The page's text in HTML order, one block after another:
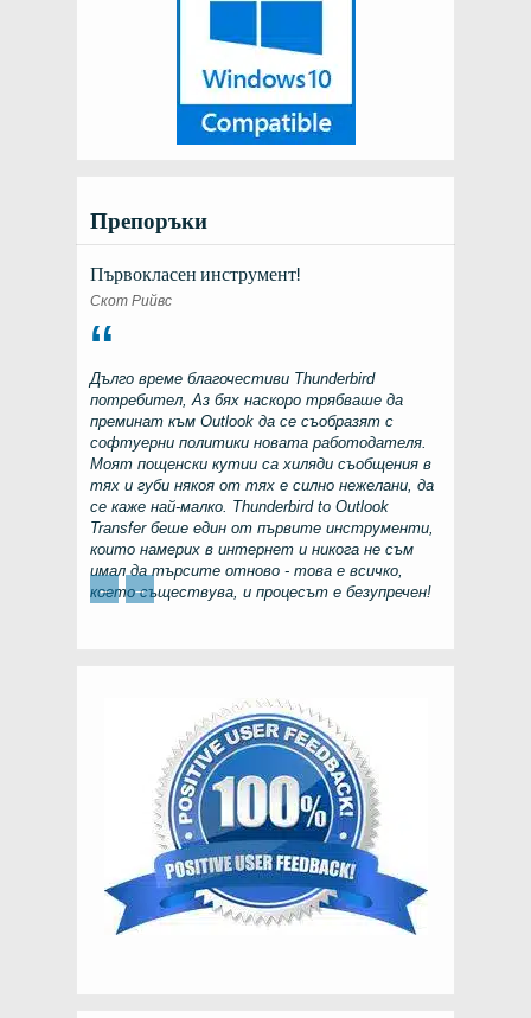
Препоръки
Първокласен инструмент!
Скот Рийвс
Дълго време благочестиви Thunderbird
потребител, Аз бях наскоро трябваше да
преминат към Outlook да се съобразят с
софтуерни политики новата работодателя.
Моят пощенски кутии са хиляди съобщения в
тях и губи някоя от тях е силно нежелани, да
се каже най-малко. Thunderbird to Outlook
Transferбеше един от първите инструменти,
които намерих в интернет и никога не съм
имал да търсите отново - това е всичко,
което съществува, и процесът е безупречен!
← →